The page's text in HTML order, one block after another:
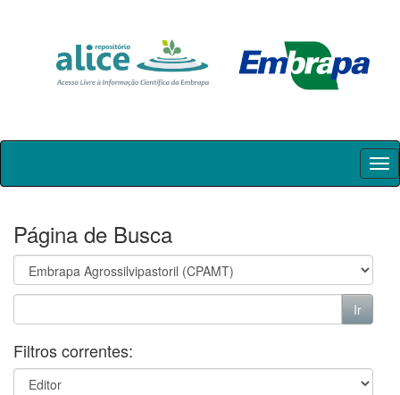
Skip
Página de Busca
Filtros correntes: